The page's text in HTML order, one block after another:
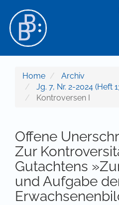
Hauptinhalt
Sidebar
Home
Archiv
Jg. 7, Nr. 2-2024 (Heft
Kontroversen I
Offene
Zur
Gutachtens
und Aufgabe